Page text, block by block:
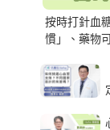
按時打針血
慣」、藥物